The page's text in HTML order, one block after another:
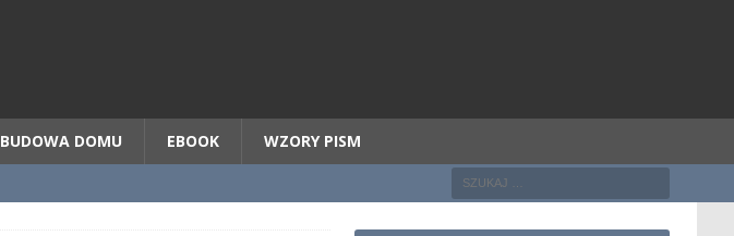
BUDOWA DOMU EBOOK WZORY PISM